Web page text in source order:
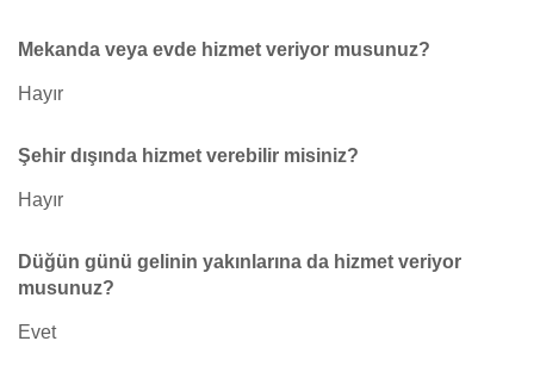
Mekanda veya evde hizmet veriyor musunuz?
Hayır
Şehir dışında hizmet verebilir misiniz?
Hayır
Düğün günü gelinin yakınlarına da hizmet veriyor
musunuz?
Evet